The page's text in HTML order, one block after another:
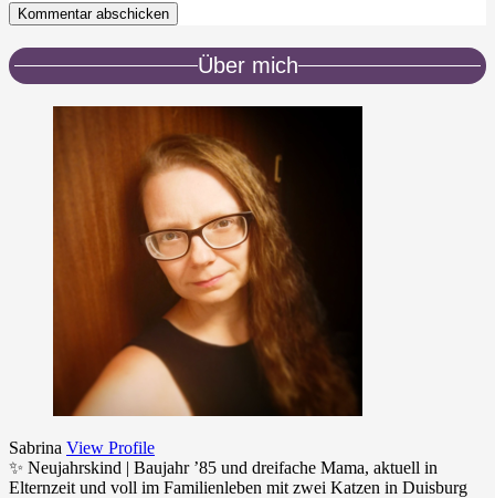
Kommentar abschicken
Über mich
Sabrina View Profile
✨ Neujahrskind | Baujahr ’85 und dreifache Mama, aktuell in
Elternzeit und voll im Familienleben mit zwei Katzen in Duisburg